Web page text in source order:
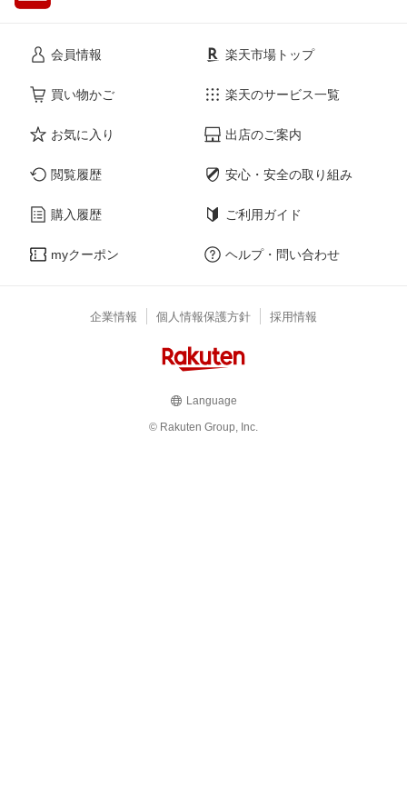
会員情報
買い物かご
お気に入り
閲覧履歴
購入履歴
myクーポン
楽天市場トップ
楽天のサービス一覧
出店のご案内
安心・安全の取り組み
ご利用ガイド
ヘルプ・問い合わせ
企業情報 個人情報保護方針 採用情報
Language
© Rakuten Group, Inc.